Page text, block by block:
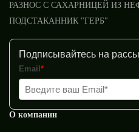
РАЗНОС С САХАРНИЦЕЙ ИЗ
ПОДСТАКАННИК "ГЕРБ"
Подписывайтесь на
Email *
О компании